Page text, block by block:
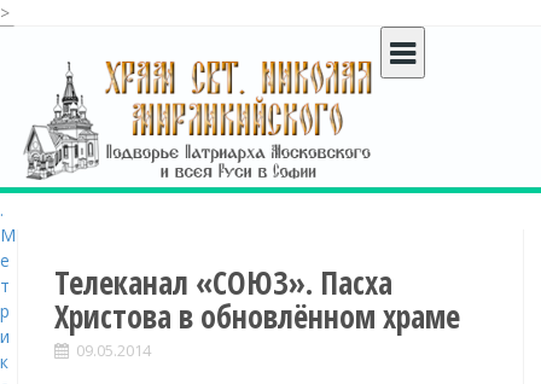
>
c
o
n
t
e
n
t
Телеканал «СОЮЗ». Пасха
Христова в обновлённом храме
09.05.2014